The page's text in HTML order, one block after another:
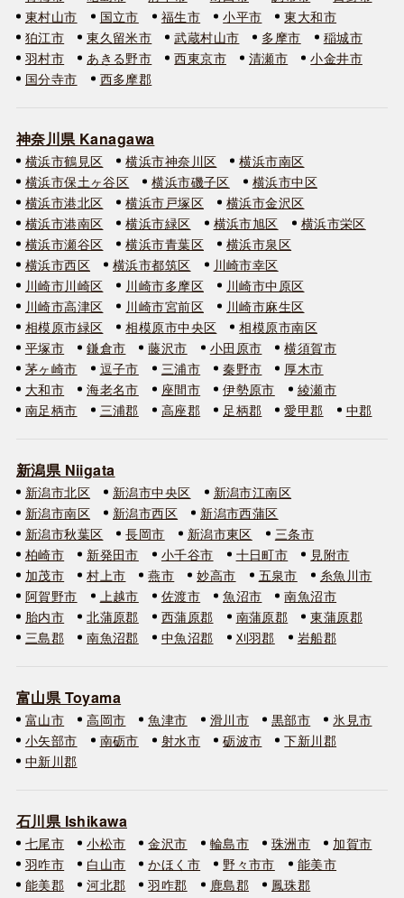
東村山市
国立市 福生市 小平市
東大和市
狛江市
東久留米市 武蔵村山市 多摩市
稲城市
羽村市
あきる野市 西東京市 清瀬市
小金井市
国分寺市
西多摩郡
神奈川県 Kanagawa
横浜市鶴見区 横浜市神奈川区
横浜市南区
横浜市保土ヶ谷区
横浜市磯子区
横浜市中区
横浜市港北区
横浜市戸塚区
横浜市金沢区
横浜市港南区
横浜市緑区 横浜市旭区
横浜市栄区
横浜市瀬谷区
横浜市青葉区
横浜市泉区
横浜市西区
横浜市都筑区
川崎市幸区
川崎市川崎区
川崎市多摩区
川崎市中原区
川崎市高津区
川崎市宮前区
川崎市麻生区
相模原市緑区
相模原市中央区
相模原市南区
平塚市
鎌倉市 藤沢市 小田原市
横須賀市
茅ヶ崎市
逗子市 三浦市 秦野市
厚木市
大和市
海老名市 座間市 伊勢原市
綾瀬市
南足柄市
三浦郡 高座郡 足柄郡 愛甲郡 中郡
新潟県 Niigata
新潟市北区 新潟市中央区
新潟市江南区
新潟市南区
新潟市西区
新潟市西蒲区
新潟市秋葉区
長岡市 新潟市東区
三条市
柏崎市
新発田市 小千谷市 十日町市
見附市
加茂市
村上市 燕市 妙高市 五泉市
糸魚川市
阿賀野市
上越市 佐渡市 魚沼市
南魚沼市
胎内市
北蒲原郡 西蒲原郡 南蒲原郡
東蒲原郡
三島郡
南魚沼郡 中魚沼郡 刈羽郡 岩船郡
富山県 Toyama
富山市 高岡市 魚津市 滑川市 黒部市
氷見市
小矢部市
南砺市 射水市 砺波市
下新川郡
中新川郡
石川県 Ishikawa
七尾市 小松市 金沢市 輪島市 珠洲市
加賀市
羽咋市
白山市 かほく市 野々市市
能美市
能美郡
河北郡 羽咋郡 鹿島郡 鳳珠郡